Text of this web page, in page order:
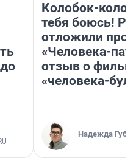
Колобок-
тебя боюсь!
отложили
«Человека-
отзыв о
«человека-
Надежда